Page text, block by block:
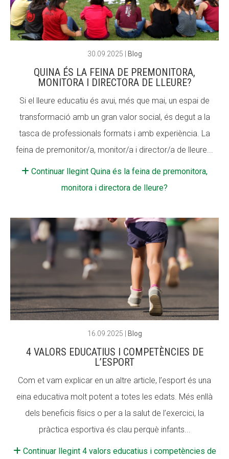
30.09.2025 Blog
QUINA ÉS LA FEINA DE PREMONITORA,
MONITORA I DIRECTORA DE LLEURE?
Si el lleure educatiu és avui, més que mai, un espai de
transformació amb un gran valor social, és degut a la
tasca de professionals formats i amb experiència. La
feina de premonitor/a, monitor/a i director/a de lleure...
Continuar llegint Quina és la feina de premonitora,
monitora i directora de lleure?
16.09.2025 Blog
4 VALORS EDUCATIUS I COMPETÈNCIES DE
L’ESPORT
Com et vam explicar en un altre article, l’esport és una
eina educativa molt potent a totes les edats. Més enllà
dels beneficis físics o per a la salut de l’exercici, la
pràctica esportiva és clau perquè infants...
Continuar llegint 4 valors educatius i competències de
ACCIÓ SOCIAL I JOVES
ESPLAIS
SUPORT TERCER SECTOR
CONEIX FUNDESPLAI
La Fundació
L'equip
Missió i valors
Memòria d'activitats
ACTUALITAT
Notícies
ACCIÓ SOCIAL I JOVES
ESPLAIS
SUPORT TERCER SECTOR
CONEIX FUNDESPLAI
La Fundació
L'equip
Missió i valors
Memòria d'activitats
ACTUALITAT
Notícies